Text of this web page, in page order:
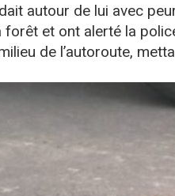
autour de lui avec
et ont alerté la
de l’autoroute,